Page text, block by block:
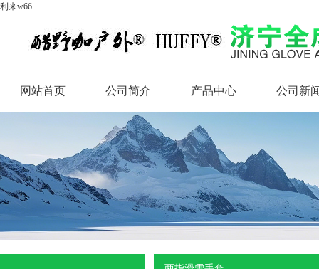
利来w66
网站首页 公司简介
公司简介
产品中心
产品中心
公司新